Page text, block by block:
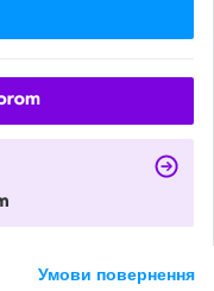
Умови повернення